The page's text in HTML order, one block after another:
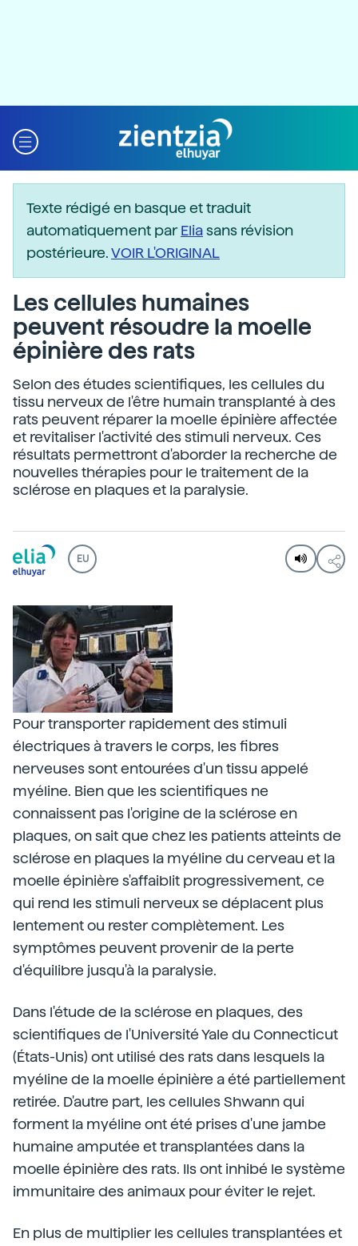
Texte rédigé en basque et traduit
automatiquement parEliasans révision
postérieure.VOIR L'ORIGINAL
Les cellules humaines
peuvent résoudre la moelle
épinière des rats
Selon des études scientifiques, les cellules du
tissu nerveux de l'être humain transplanté à des
rats peuvent réparer la moelle épinière affectée
et revitaliser l'activité des stimuli nerveux. Ces
résultats permettront d'aborder la recherche de
nouvelles thérapies pour le traitement de la
sclérose en plaques et la paralysie.
EU
Pour transporter rapidement des stimuli
électriques à travers le corps, les fibres
nerveuses sont entourées d'un tissu appelé
myéline. Bien que les scientifiques ne
connaissent pas l'origine de la sclérose en
plaques, on sait que chez les patients atteints de
sclérose en plaques la myéline du cerveau et la
moelle épinière s'affaiblit progressivement, ce
qui rend les stimuli nerveux se déplacent plus
lentement ou rester complètement. Les
symptômes peuvent provenir de la perte
d'équilibre jusqu'à la paralysie.
Dans l'étude de la sclérose en plaques, des
scientifiques de l'Université Yale du Connecticut
(États-Unis) ont utilisé des rats dans lesquels la
myéline de la moelle épinière a été partiellement
retirée. D'autre part, les cellules Shwann qui
forment la myéline ont été prises d'une jambe
humaine amputée et transplantées dans la
moelle épinière des rats. Ils ont inhibé le système
immunitaire des animaux pour éviter le rejet.
En plus de multiplier les cellules transplantées et